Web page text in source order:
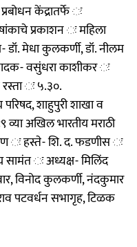
केंद्रातर्फे ः
प्रकाशन ः महिला
डॉ. मेधा कुलकर्णी, डॉ. नीलम
वसुंधरा काशीकर ः
ः ५.३०.
परिषद, शाहुपुरी शाखा व
अखिल भारतीय मराठी
ः हस्ते- शि. द. फडणीस ः
सामंत ः अध्यक्ष- मिलिंद
विनोद कुलकर्णी, नंदकुमार
पटवर्धन सभागृह, टिळक